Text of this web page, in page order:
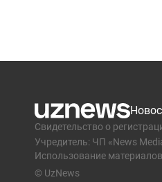
Свидетельство о
Учредитель: ЧП «News
Использование материалов
© UzNews